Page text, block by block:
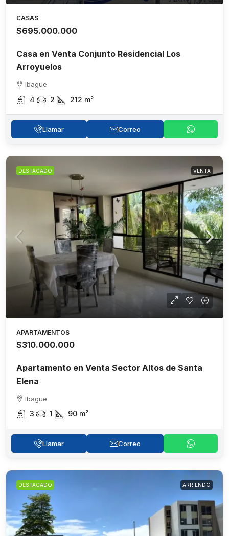
CASAS
$695.000.000
Casa en Venta Conjunto Residencial Los
Arroyuelos
Ibague
4 2 212 m²
Llamar Correo
DESTACADO VENTA
APARTAMENTOS
$310.000.000
Apartamento en Venta Sector Altos de Santa
Elena
Ibague
3 1 90 m²
Llamar Correo
DESTACADO ARRIENDO